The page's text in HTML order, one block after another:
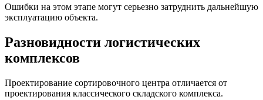
Ошибки на этом этапе могут серьезно затруднить дальнейшую
эксплуатацию объекта.
Разновидности логистических
комплексов
Проектирование сортировочного центра отличается от
проектирования классического складского комплекса.